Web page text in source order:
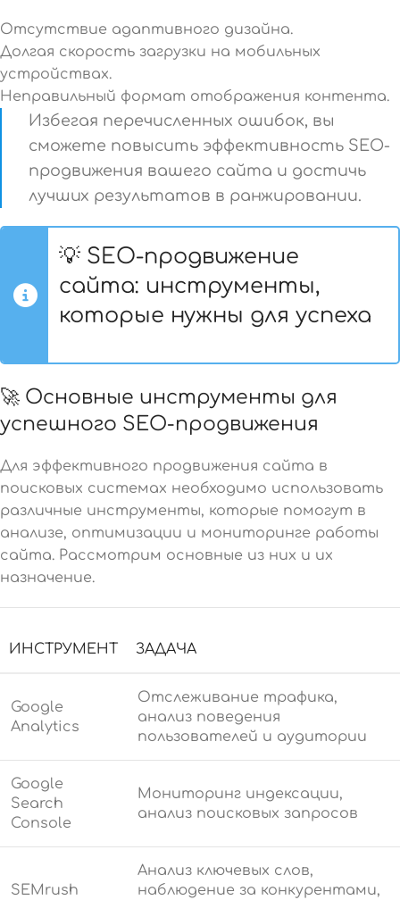
Отсутствие адаптивного дизайна.
Долгая скорость загрузки на мобильных
устройствах.
Неправильный формат отображения контента.
Избегая перечисленных ошибок, вы
сможете повысить эффективность SEO-
продвижения вашего сайта и достичь
лучших результатов в ранжировании.
💡 SEO-продвижение
сайта: инструменты,
которые нужны для успеха
🚀 Основные инструменты для
успешного SEO-продвижения
Для эффективного продвижения сайта в
поисковых системах необходимо использовать
различные инструменты, которые помогут в
анализе, оптимизации и мониторинге работы
сайта. Рассмотрим основные из них и их
назначение.
ИНСТРУМЕНТ ЗАДАЧА
Google
Analytics
Отслеживание трафика,
анализ поведения
пользователей и аудитории
Google
Search
Console
Мониторинг индексации,
анализ поисковых запросов
SEMrush
Анализ ключевых слов,
наблюдение за конкурентами,